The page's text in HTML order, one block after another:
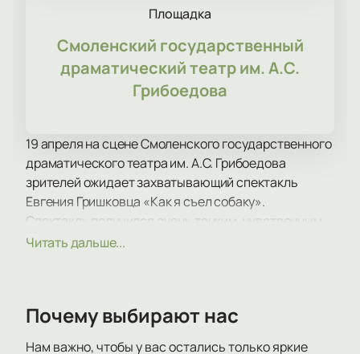
Площадка
Смоленский государственный
драматический театр им. А.С.
Грибоедова
19 апреля на сцене Смоленского государственного
драматического театра им. А.С. Грибоедова
зрителей ожидает захватывающий спектакль
Евгения Гришковца «Как я съел собаку».
Спектакль получился очень тонким, чувственным,
пронзительным. После просмотра он, как
Уверены, что вы не единожды за время просмотра
Читать дальше...
Почему выбирают нас
Нам важно, чтобы у вас остались только яркие